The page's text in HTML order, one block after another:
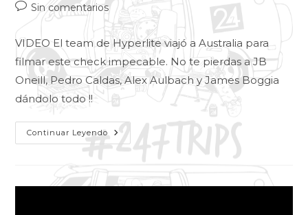
Sin comentarios
VIDEO El team de Hyperlite viajó a Australia para
filmar este check impecable. No te pierdas a JB
Oneill, Pedro Caldas, Alex Aulbach y James Boggia
dándolo todo !!
Continuar Leyendo